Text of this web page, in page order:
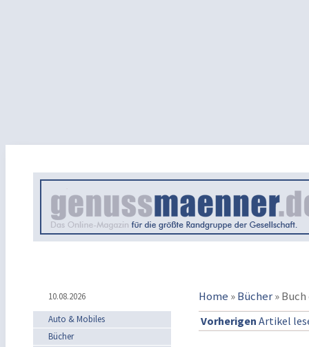
10.08.2026 Home »Bücher»Buch
Auto & Mobiles
Bücher
Vorherigen Artikel